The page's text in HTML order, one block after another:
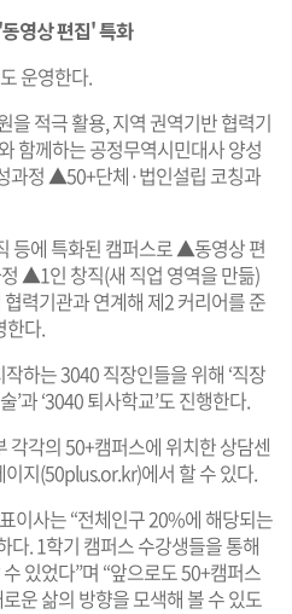
영상 편집' 특화
운영한다.
을 적극 활용, 지역 권역기반 협력기
함께하는 공정무역시민대사 양성
과정 ▲50+단체·법인설립 코칭과
등에 특화된 캠퍼스로 ▲동영상 편
▲1인 창직(새 직업 영역을 만듦)
력기관과 연계해 제2 커리어를 준
한다.
하는 3040 직장인들을 위해 ‘직장
과 ‘3040 퇴사학교’도 진행한다.
각각의 50+캠퍼스에 위치한 상담센
이지(50plus.or.kr)에서 할 수 있다.
이사는 “전체인구 20%에 해당되는
. 1학기 캠퍼스 수강생들을 통해
있었다”며 “앞으로도 50+캠퍼스
운 삶의 방향을 모색해 볼 수 있도